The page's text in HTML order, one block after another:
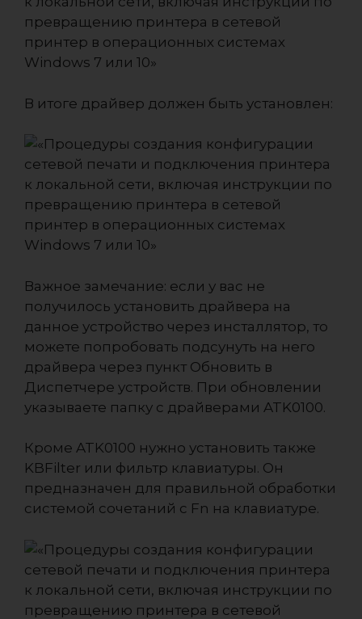
В итоге драйвер должен быть установлен:
Важное замечание: если у вас не
получилось установить драйвера на
данное устройство через инсталлятор, то
можете попробовать подсунуть на него
драйвера через пункт Обновить в
Диспетчере устройств. При обновлении
указываете папку с драйверами ATK0100.
Кроме ATK0100 нужно установить также
KBFilter или фильтр клавиатуры. Он
предназначен для правильной обработки
системой сочетаний с Fn на клавиатуре.